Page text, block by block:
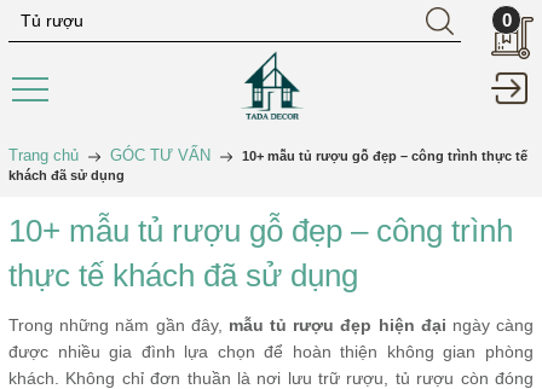
0
Trang chủ GÓC TƯ VẤN
10+ mẫu tủ rượu gỗ đẹp – công trình thực tế
khách đã sử dụng
10+ mẫu tủ rượu gỗ đẹp – công trình
thực tế khách đã sử dụng
Trong những năm gần đây, mẫu tủ rượu đẹp hiện đại ngày càng
được nhiều gia đình lựa chọn để hoàn thiện không gian phòng
khách. Không chỉ đơn thuần là nơi lưu trữ rượu, tủ rượu còn đóng